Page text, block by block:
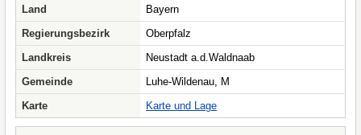
Land
Bayern
Regierungsbezirk
Oberpfalz
Landkreis
Neustadt a.d.Waldnaab
Gemeinde
Luhe-Wildenau, M
Karte
Karte und Lage